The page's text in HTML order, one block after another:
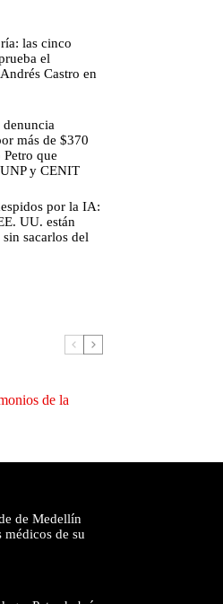
las cinco
el
Castro en
más de $370
que
y CENIT
por la IA:
UU. están
sacarlos del
de la
de Medellín
de su